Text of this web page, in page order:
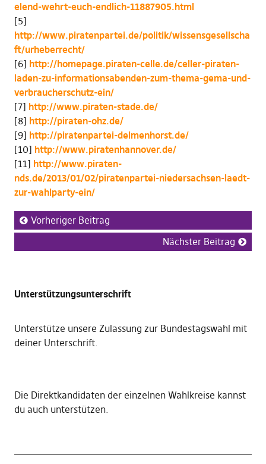
elend-wehrt-euch-endlich-11887905.html
[5]
http://www.piratenpartei.de/politik/wissensgesellscha
ft/urheberrecht/
[6] http://homepage.piraten-celle.de/celler-piraten-
laden-zu-informationsabenden-zum-thema-gema-und-
verbraucherschutz-ein/
[7] http://www.piraten-stade.de/
[8] http://piraten-ohz.de/
[9] http://piratenpartei-delmenhorst.de/
[10] http://www.piratenhannover.de/
[11] http://www.piraten-
nds.de/2013/01/02/piratenpartei-niedersachsen-laedt-
zur-wahlparty-ein/
Vorheriger Beitrag
Nächster Beitrag
Unterstützungsunterschrift
Unterstütze unsere Zulassung zur Bundestagswahl mit
deiner Unterschrift.
Die Direktkandidaten der einzelnen Wahlkreise kannst
du auch unterstützen.